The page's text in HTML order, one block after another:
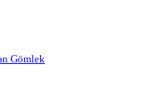
Gömlek